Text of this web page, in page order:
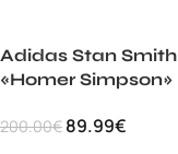
Adidas Stan Smith
«Homer Simpson»
200.00€ 89.99€